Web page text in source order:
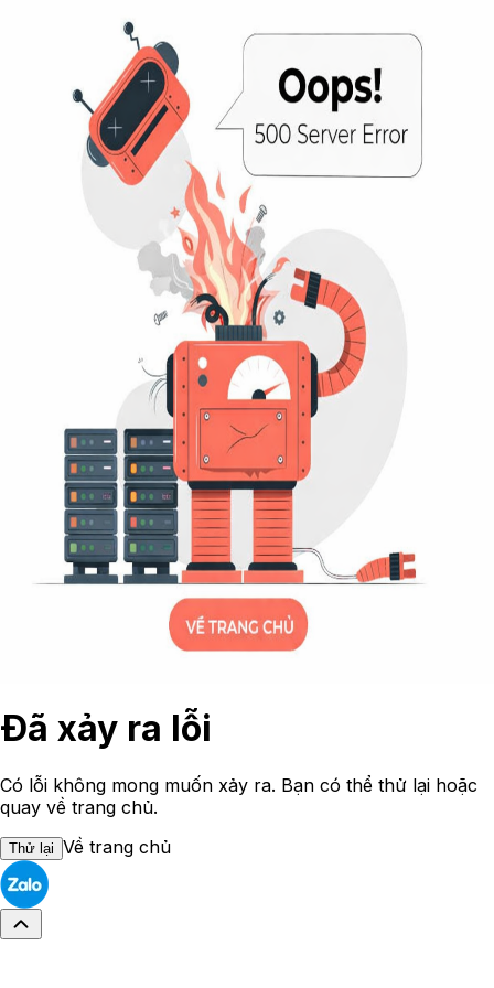
Đã xảy ra lỗi
Có lỗi không mong muốn xảy ra. Bạn có thể thử lại hoặc
quay về trang chủ.
Thử lại Về trang chủ